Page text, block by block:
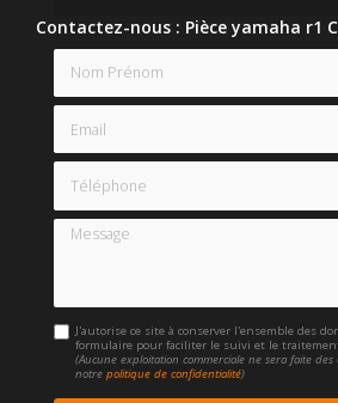
Contactez-nous : Pièce yamaha r1
Nom Prénom
Email
Message
J'autorise ce site à conserver l'ensemble des
formulaire pour faciliter le suivi et le
(Aucune exploitation commerciale ne sera faite des
notrepolitique de confidentialité)